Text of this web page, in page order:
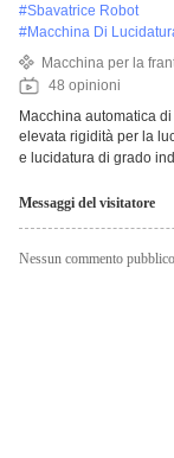
#Sbavatrice Robot
#Macchina Di
Macchina per la
48 opinioni
Macchina automatica
elevata rigidità per la
e lucidatura di grado
Messaggi del visitatore
Nessun commento pubblico